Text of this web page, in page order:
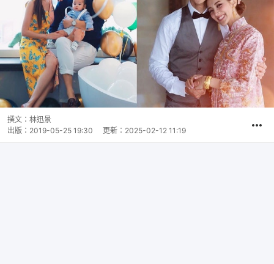
撰文： 林迅景
出版： 2019-05-25 19:30 更新： 2025-02-12 11:19